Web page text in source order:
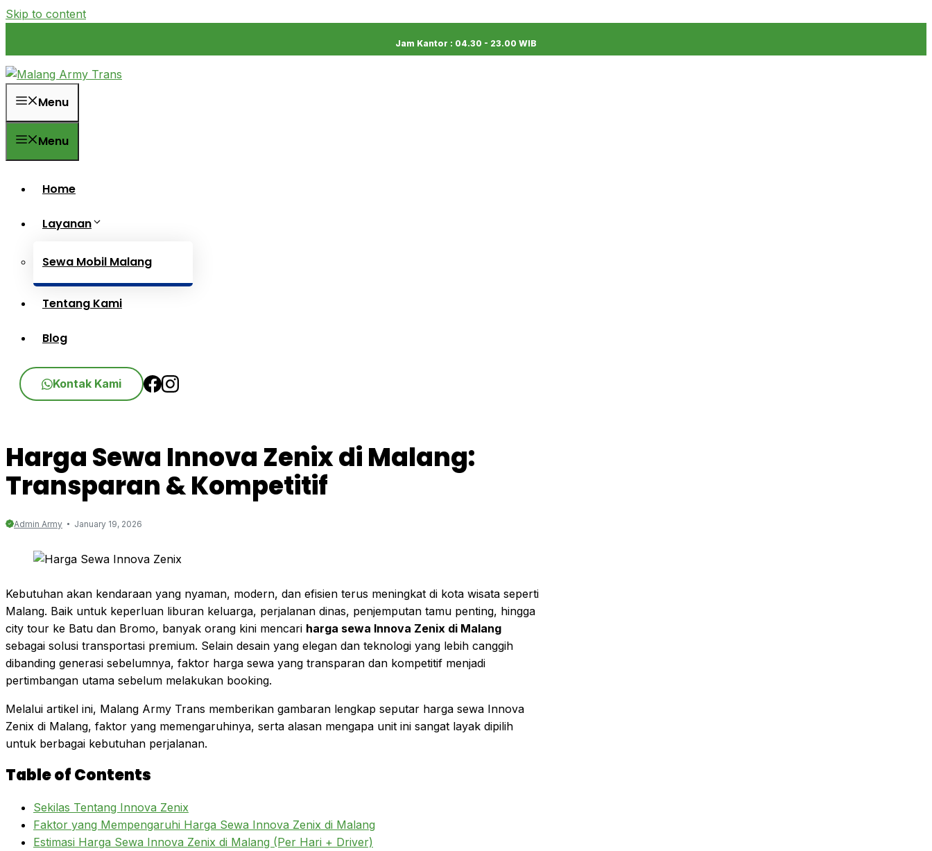
Skip to content
Jam Kantor : 04.30 - 23.00 WIB
Menu
Menu
Home
Layanan
Sewa Mobil Malang
Tentang Kami
Blog
Kontak Kami
Harga Sewa Innova Zenix di Malang:
Transparan & Kompetitif
Admin Army January 19, 2026
Kebutuhan akan kendaraan yang nyaman, modern, dan efisien terus meningkat di kota wisata seperti
Malang. Baik untuk keperluan liburan keluarga, perjalanan dinas, penjemputan tamu penting, hingga
city tour ke Batu dan Bromo, banyak orang kini mencari harga sewa Innova Zenix di Malang
sebagai solusi transportasi premium. Selain desain yang elegan dan teknologi yang lebih canggih
dibanding generasi sebelumnya, faktor harga sewa yang transparan dan kompetitif menjadi
pertimbangan utama sebelum melakukan booking.
Melalui artikel ini, Malang Army Trans memberikan gambaran lengkap seputar harga sewa Innova
Zenix di Malang, faktor yang memengaruhinya, serta alasan mengapa unit ini sangat layak dipilih
untuk berbagai kebutuhan perjalanan.
Table of Contents
Sekilas Tentang Innova Zenix
Faktor yang Mempengaruhi Harga Sewa Innova Zenix di Malang
Estimasi Harga Sewa Innova Zenix di Malang (Per Hari + Driver)